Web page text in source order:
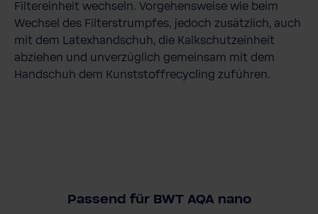
Filtereinheit wechseln. Vorgehensweise wie beim
Wechsel des Filterstrumpfes, jedoch zusätzlich, auch
mit dem Latexhandschuh, die Kalkschutzeinheit
abziehen und unverzüglich gemeinsam mit dem
Handschuh dem Kunststoffrecycling zuführen.
Passend für BWT AQA nano